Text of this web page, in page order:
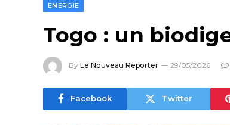
ENERGIE
Togo : un
By Le Nouveau Reporter 29/05/2026
Facebook Twitter